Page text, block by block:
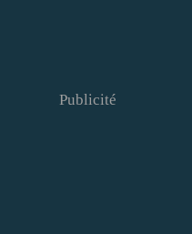
Publicité